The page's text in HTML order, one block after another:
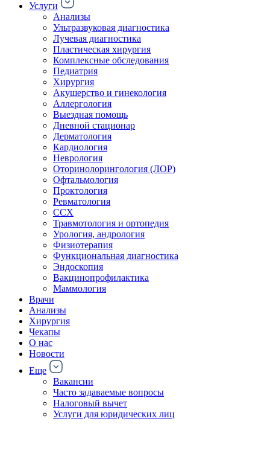
Услуги
Анализы
Ультразвуковая диагностика
Лучевая диагностика
Пластическая хирургия
Комплексные обследования
Педиатрия
Хирургия
Акушерство и гинекология
Аллергология
Выездная помощь
Дневной стационар
Дерматология
Кардиология
Неврология
Оторинолорингология (ЛОР)
Офтальмология
Проктология
Ревматология
ССХ
Травмотология и ортопедия
Урология, андрология
Физиотерапия
Функциональная диагностика
Эндоскопия
Вакцинопрофилактика
Маммология
Врачи
Анализы
Хирургия
Чекапы
О нас
Новости
Еще
Вакансии
Часто задаваемые вопросы
Налоговый вычет
Услуги для юридических лиц